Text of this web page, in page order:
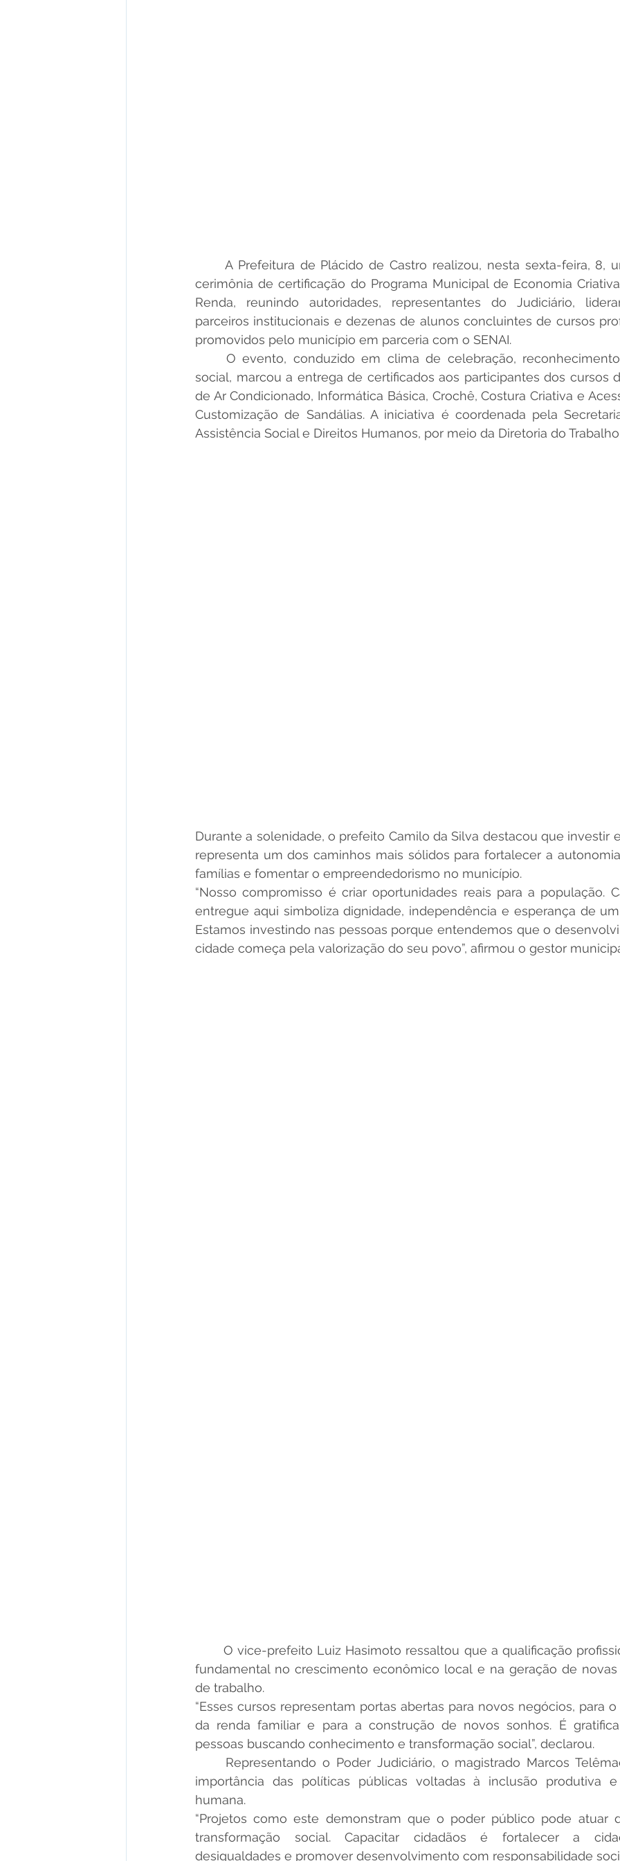
cerimônia de certificação do Programa Municipal de Economia
Renda, reunindo autoridades, representantes do Judiciário,
parceiros institucionais e dezenas de alunos concluintes de cursos
promovidos pelo município em parceria com o SENAI.
social, marcou a entrega de certificados aos participantes dos cursos
de Ar Condicionado, Informática Básica, Crochê, Costura Criativa e
Customização de Sandálias. A iniciativa é coordenada pela
Assistência Social e Direitos Humanos, por meio da Diretoria do
Durante a solenidade, o prefeito Camilo da Silva destacou que investir
representa um dos caminhos mais sólidos para fortalecer a
famílias e fomentar o empreendedorismo no município.
“Nosso compromisso é criar oportunidades reais para a população.
entregue aqui simboliza dignidade, independência e esperança de
Estamos investindo nas pessoas porque entendemos que o
cidade começa pela valorização do seu povo”, afirmou o gestor
	O vice-prefeito Luiz Hasimoto ressaltou que a qualificação profissional tem papel
fundamental no crescimento econômico local e na geração de
de trabalho.
“Esses cursos representam portas abertas para novos negócios, para
da renda familiar e para a construção de novos sonhos. É
pessoas buscando conhecimento e transformação social”, declarou.
importância das políticas públicas voltadas à inclusão produtiva
humana.
“Projetos como este demonstram que o poder público pode atuar
transformação social. Capacitar cidadãos é fortalecer a
desigualdades e promover desenvolvimento com responsabilidade